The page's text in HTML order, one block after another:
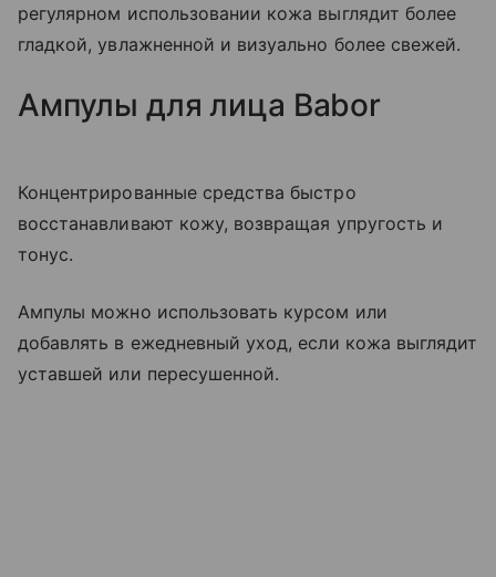
регулярном использовании кожа выглядит более
гладкой, увлажненной и визуально более свежей.
Ампулы для лица Babor
Концентрированные средства быстро
восстанавливают кожу, возвращая упругость и
тонус.
Ампулы можно использовать курсом или
добавлять в ежедневный уход, если кожа выглядит
уставшей или пересушенной.